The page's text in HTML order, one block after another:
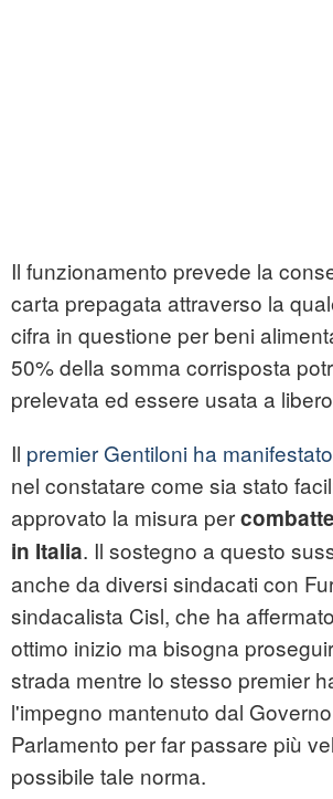
Il funzionamento prevede la
carta prepagata attraverso la
cifra in questione per beni
50% della somma corrisposta
prelevata ed essere usata a
Il premier Gentiloni ha
nel constatare come sia stato
approvato la misura per
in Italia. Il sostegno a questo
anche da diversi sindacati con
sindacalista Cisl, che ha
ottimo inizio ma bisogna
strada mentre lo stesso premier
l'impegno mantenuto dal
Parlamento per far passare più
possibile tale norma.